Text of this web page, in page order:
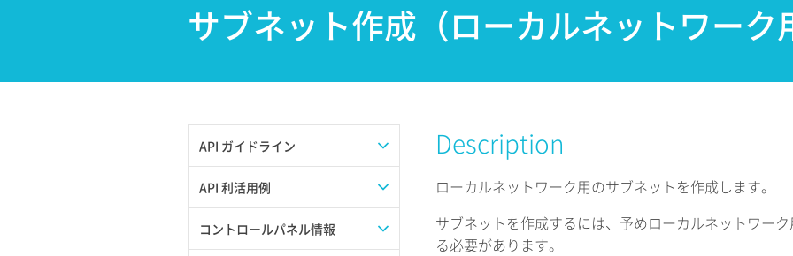
サブネット作成（ローカルネットワーク
API ガイドライン
APIのご利用について
API 利活用例
APIでAPIサブユーザーを作成する
コントロールパネル情報
Description
ローカルネットワーク用のサブネットを作成します。
サブネットを作成するには、予めローカルネットワー
る必要があります。